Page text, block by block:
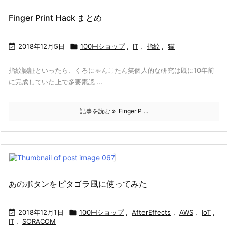
Finger Print Hack まとめ
 2018年12月5日  100円ショップ , IT , 指紋 , 猫
指紋認証といったら、くろにゃんこたん笑個人的な研究は既に10年前
に完成していた上で多要素認 ...
記事を読む Finger P ...
あのボタンをピタゴラ風に使ってみた
 2018年12月1日  100円ショップ , AfterEffects , AWS , IoT ,
IT , SORACOM